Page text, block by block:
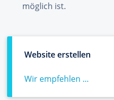
möglich ist.
Website erstellen
Wir empfehlen ...